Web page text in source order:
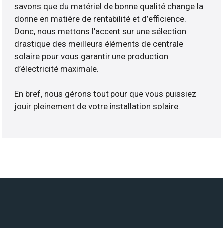
savons que du matériel de bonne qualité change la
donne en matière de rentabilité et d’efficience.
Donc, nous mettons l’accent sur une sélection
drastique des meilleurs éléments de centrale
solaire pour vous garantir une production
d’électricité maximale.
En bref, nous gérons tout pour que vous puissiez
jouir pleinement de votre installation solaire.